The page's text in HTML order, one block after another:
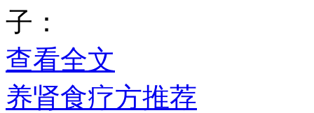
子：
查看全文
养肾食疗方推荐